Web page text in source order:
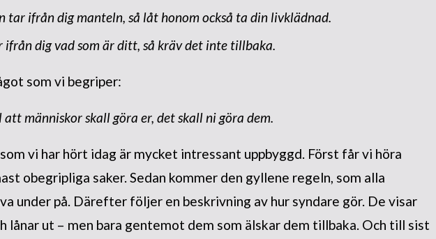
tar ifrån dig manteln, så låt honom också ta din livklädnad.
ifrån dig vad som är ditt, så kräv det inte tillbaka.
som vi begriper:
människor skall göra er, det skall ni göra dem.
vi har hört idag är mycket intressant uppbyggd. Först får vi höra
obegripliga saker. Sedan kommer den gyllene regeln, som alla
under på. Därefter följer en beskrivning av hur syndare gör. De visar
lånar ut – men bara gentemot dem som älskar dem tillbaka. Och till sist